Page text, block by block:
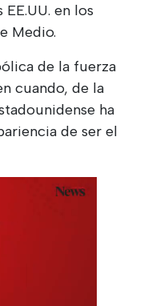
en los
Medio.
de la fuerza
cuando, de la
ha
de ser el